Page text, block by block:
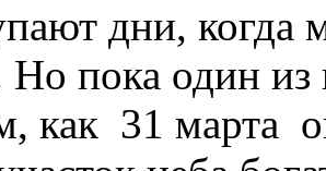
дни, когда
Но пока один
как 31 марта